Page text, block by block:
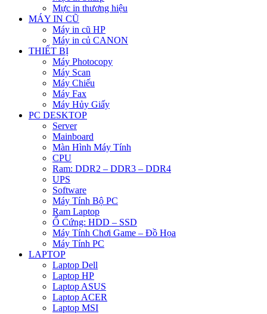
Mực in thương hiệu
MÁY IN CŨ
Máy in cũ HP
Máy in củ CANON
THIẾT BỊ
Máy Photocopy
Máy Scan
Máy Chiếu
Máy Fax
Máy Hủy Giấy
PC DESKTOP
Server
Mainboard
Màn Hình Máy Tính
CPU
Ram: DDR2 – DDR3 – DDR4
UPS
Software
Máy Tính Bộ PC
Ram Laptop
Ổ Cứng: HDD – SSD
Máy Tính Chơi Game – Đồ Họa
Máy Tính PC
LAPTOP
Laptop Dell
Laptop HP
Laptop ASUS
Laptop ACER
Laptop MSI